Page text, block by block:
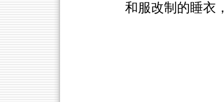
和服改制的睡衣